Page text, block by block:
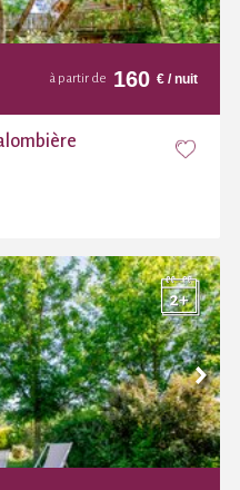
à partir de 160 € / nuit